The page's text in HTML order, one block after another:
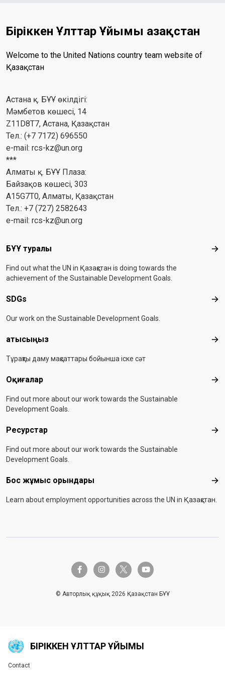
Біріккен Ұлттар Ұйымы Қазақстан
Welcome to the United Nations country team website of
Қазақстан
Астана қ. БҰҰ өкілдігі:
Мәмбетов көшесі, 14
Z11D8T7, Астана, Қазақстан
Тел.: (+7 7172) 696550
e-mail: rcs-kz@un.org
***
Алматы қ. БҰҰ Плаза:
Байзақов көшесі, 303
A15G7T0, Алматы, Қазақстан
Тел.: +7 (727) 2582643
e-mail: rcs-kz@un.org
Footer menu
БҰҰ туралы
Find out what the UN in Қазақстан is doing towards the
achievement of the Sustainable Development Goals.
SDGs
Our work on the Sustainable Development Goals.
Қатысыңыз
Тұрақты даму мақсаттары бойынша іске сәт
Оқиғалар
Find out more about our work towards the Sustainable
Development Goals.
Ресурстар
Find out more about our work towards the Sustainable
Development Goals.
Бос жұмыс орындары
Learn about employment opportunities across the UN in Қазақстан.
facebook-finstagramtwitter-x youtube
© Авторлық құқық 2026 Қазақстан БҰҰ
БІРІККЕН ҰЛТТАР ҰЙЫМЫ
Global U.N. menu
Contact